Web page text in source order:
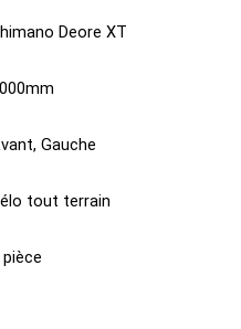
Deore XT
, Gauche
tout terrain
pièce